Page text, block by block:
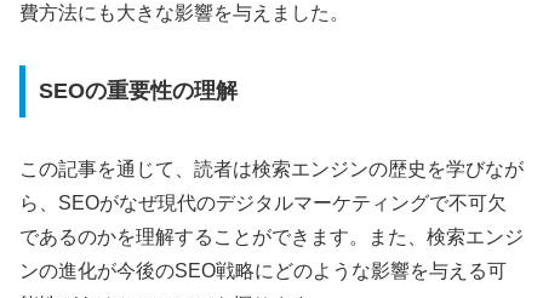
費方法にも大きな影響を与えました。
SEOの重要性の理解
この記事を通じて、読者は検索エンジンの歴史を学びなが
ら、SEOがなぜ現代のデジタルマーケティングで不可欠
であるのかを理解することができます。また、検索エンジ
ンの進化が今後のSEO戦略にどのような影響を与える可